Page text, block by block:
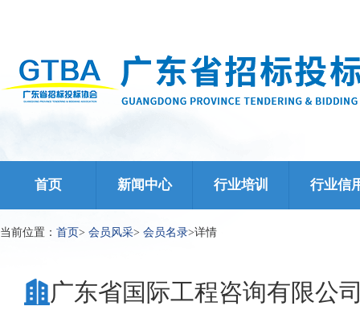
首页 新闻中心 行业培训 行业信
当前位置： 首页> 会员风采> 会员名录>详情
广东省国际工程咨询有限公